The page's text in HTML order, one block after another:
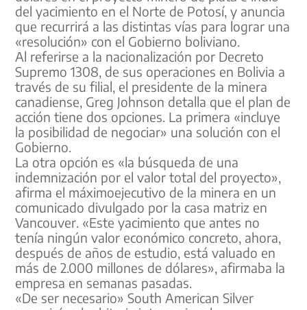
del yacimiento en el Norte de Potosí, y anuncia
que recurrirá a las distintas vías para lograr una
«resolución» con el Gobierno boliviano.
Al referirse a la nacionalización por Decreto
Supremo 1308, de sus operaciones en Bolivia a
través de su filial, el presidente de la minera
canadiense, Greg Johnson detalla que el plan de
acción tiene dos opciones. La primera «incluye
la posibilidad de negociar» una solución con el
Gobierno.
La otra opción es «la búsqueda de una
indemnización por el valor total del proyecto»,
afirma el máximoejecutivo de la minera en un
comunicado divulgado por la casa matriz en
Vancouver. «Este yacimiento que antes no
tenía ningún valor económico concreto, ahora,
después de años de estudio, está valuado en
más de 2.000 millones de dólares», afirmaba la
empresa en semanas pasadas.
«De ser necesario» South American Silver